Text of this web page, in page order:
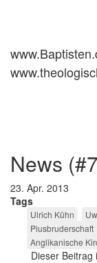
news
23. Apr. 2013
Tags
Ulrich Kühn
Piusbruderschaft
Anglikanische
Dieser Beitrag